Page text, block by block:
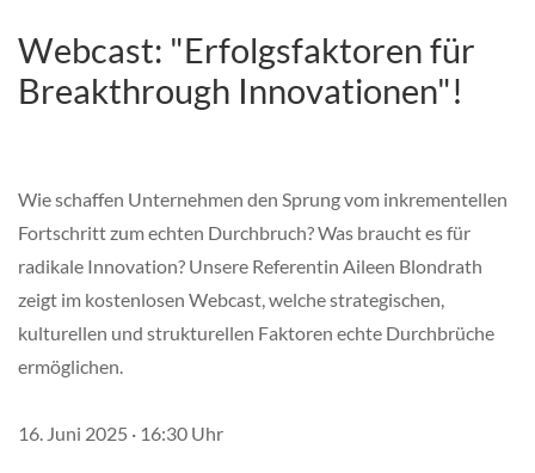
Webcast: "Erfolgsfaktoren für
Breakthrough Innovationen"!
Wie schaffen Unternehmen den Sprung vom inkrementellen
Fortschritt zum echten Durchbruch? Was braucht es für
radikale Innovation? Unsere Referentin Aileen Blondrath
zeigt im kostenlosen Webcast, welche strategischen,
kulturellen und strukturellen Faktoren echte Durchbrüche
ermöglichen.
16. Juni 2025 · 16:30 Uhr